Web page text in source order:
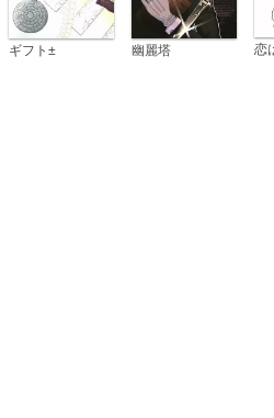
ギフト± 幽麗塔